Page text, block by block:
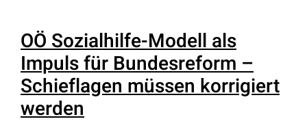
OÖ Sozialhilfe-Modell als
Impuls für Bundesreform –
Schieflagen müssen korrigiert
werden